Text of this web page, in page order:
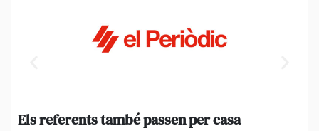
Els referents també passen per casa